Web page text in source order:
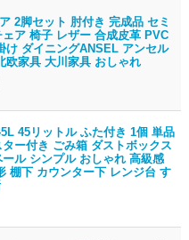
2脚セット 肘付き 完成品 セミ
ア 椅子 レザー 合成皮革 PVC
け ダイニングANSEL アンセル
欧家具 大川家具 おしゃれ
45リットル ふた付き 1個 単品
ー付き ごみ箱 ダストボックス
ール シンプル おしゃれ 高級感
棚下 カウンター下 レンジ台 す